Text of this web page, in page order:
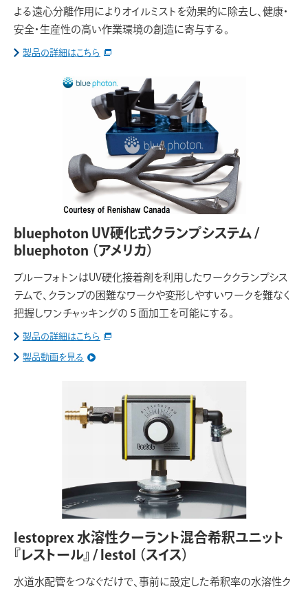
よる遠心分離作用によりオイルミストを効果的に除去し、健康・
安全・生産性の高い作業環境の創造に寄与する。
製品の詳細はこちら
bluephoton UV硬化式クランプシステム /
bluephoton （アメリカ）
ブルーフォトンはUV硬化接着剤を利用したワーククランプシス
テムで、クランプの困難なワークや変形しやすいワークを難なく
把握しワンチャッキングの５面加工を可能にする。
製品の詳細はこちら
製品動画を見る
lestoprex 水溶性クーラント混合希釈ユニット
『レストール』 / lestol
（スイス）
水道水配管をつなぐだけで、事前に設定した希釈率の水溶性ク